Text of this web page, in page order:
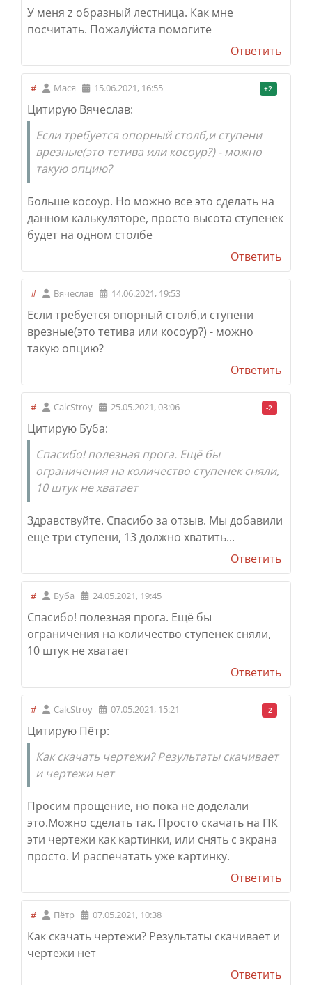
У меня z образный лестница. Как мне
посчитать. Пожалуйста помогите
Ответить
# Мася 15.06.2021, 16:55 +2
Цитирую Вячеслав:
Если требуется опорный столб,и ступени
врезные(это тетива или косоур?) - можно
такую опцию?
Больше косоур. Но можно все это сделать на
данном калькуляторе, просто высота ступенек
будет на одном столбе
Ответить
# Вячеслав 14.06.2021, 19:53
Если требуется опорный столб,и ступени
врезные(это тетива или косоур?) - можно
такую опцию?
Ответить
# CalcStroy 25.05.2021, 03:06 -2
Цитирую Буба:
Спасибо! полезная прога. Ещё бы
ограничения на количество ступенек сняли,
10 штук не хватает
Здравствуйте. Спасибо за отзыв. Мы добавили
еще три ступени, 13 должно хватить...
Ответить
# Буба 24.05.2021, 19:45
Спасибо! полезная прога. Ещё бы
ограничения на количество ступенек сняли,
10 штук не хватает
Ответить
# CalcStroy 07.05.2021, 15:21 -2
Цитирую Пётр:
Как скачать чертежи? Результаты скачивает
и чертежи нет
Просим прощение, но пока не доделали
это.Можно сделать так. Просто скачать на ПК
эти чертежи как картинки, или снять с экрана
просто. И распечатать уже картинку.
Ответить
# Пётр 07.05.2021, 10:38
Как скачать чертежи? Результаты скачивает и
чертежи нет
Ответить